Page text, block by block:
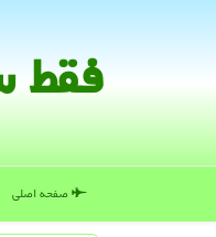
فقط
صفحه اصلی